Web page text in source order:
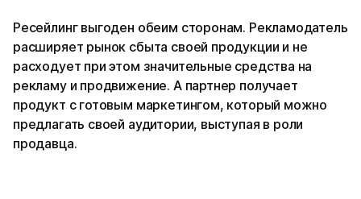
Ресейлинг выгоден обеим сторонам. Рекламодатель
расширяет рынок сбыта своей продукции и не
расходует при этом значительные средства на
рекламу и продвижение. А партнер получает
продукт с готовым маркетингом, который можно
предлагать своей аудитории, выступая в роли
продавца.